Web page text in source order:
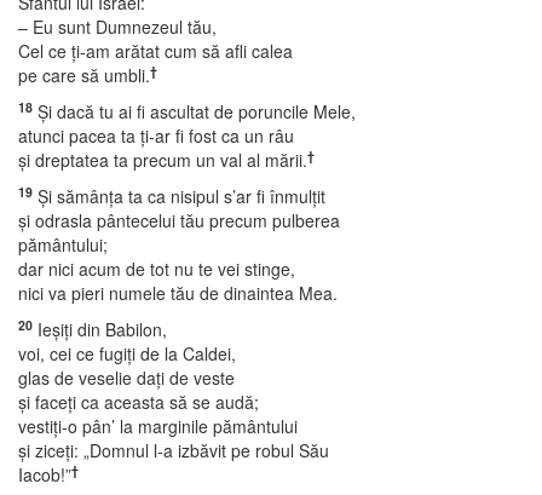
– Eu sunt Dumnezeul tău,
Cel ce ţi-am arătat cum să afli calea
pe care să umbli.†
18 Şi dacă tu ai fi ascultat de poruncile Mele,
atunci pacea ta ţi-ar fi fost ca un râu
şi dreptatea ta precum un val al mării.†
19 Şi sămânţa ta ca nisipul s’ar fi înmulţit
şi odrasla pântecelui tău precum pulberea
pământului;
dar nici acum de tot nu te vei stinge,
nici va pieri numele tău de dinaintea Mea.
20 Ieşiţi din Babilon,
voi, cei ce fugiţi de la Caldei,
glas de veselie daţi de veste
şi faceţi ca aceasta să se audă;
vestiţi-o pân’ la marginile pământului
şi ziceţi: „Domnul l-a izbăvit pe robul Său
Iacob!”†